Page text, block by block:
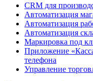
CRM для
Автоматизация
Автоматизация
Автоматизация
Маркировка под
Приложение
телефона
Управление